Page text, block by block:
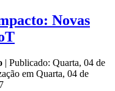
Novas
| Publicado: Quarta, 04 de
em Quarta, 04 de